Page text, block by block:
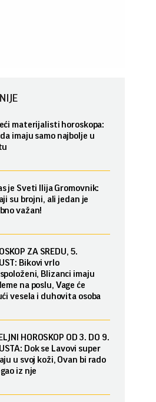
materijalisti horoskopa:
imaju samo najbolje u
je Sveti Ilija Gromovnik:
su brojni, ali jedan je
važan!
ZA SREDU, 5.
Bikovi vrlo
Blizanci imaju
na poslu, Vage će
vesela i duhovita osoba
HOROSKOP OD 3. DO 9.
Dok se Lavovi super
u svoj koži, Ovan bi rado
iz nje